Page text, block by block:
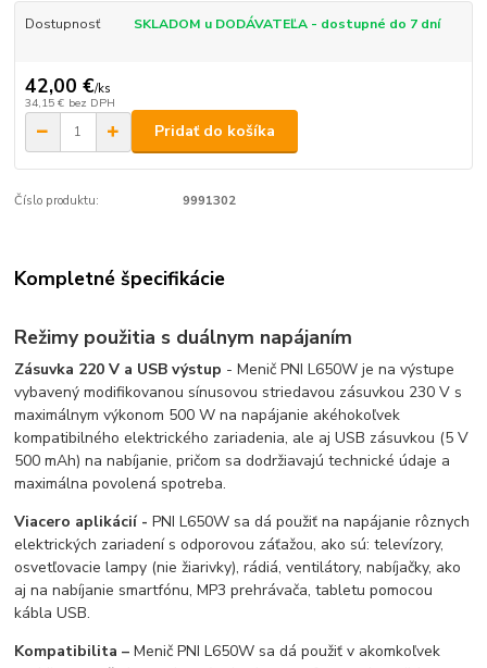
Dostupnosť SKLADOM u DODÁVATEĽA - dostupné do 7 dní
42,00 €/ks
34,15 € bez DPH
Pridať do košíka
Číslo produktu: 9991302
Kompletné špecifikácie
Režimy použitia s duálnym napájaním
Zásuvka 220 V a USB výstup - Menič PNI L650W je na výstupe
vybavený modifikovanou sínusovou striedavou zásuvkou 230 V s
maximálnym výkonom 500 W na napájanie akéhokoľvek
kompatibilného elektrického zariadenia, ale aj USB zásuvkou (5 V
500 mAh) na nabíjanie, pričom sa dodržiavajú technické údaje a
maximálna povolená spotreba.
Viacero aplikácií - PNI L650W sa dá použiť na napájanie rôznych
elektrických zariadení s odporovou záťažou, ako sú: televízory,
osvetľovacie lampy (nie žiarivky), rádiá, ventilátory, nabíjačky, ako
aj na nabíjanie smartfónu, MP3 prehrávača, tabletu pomocou
kábla USB.
Kompatibilita – Menič PNI L650W sa dá použiť v akomkoľvek